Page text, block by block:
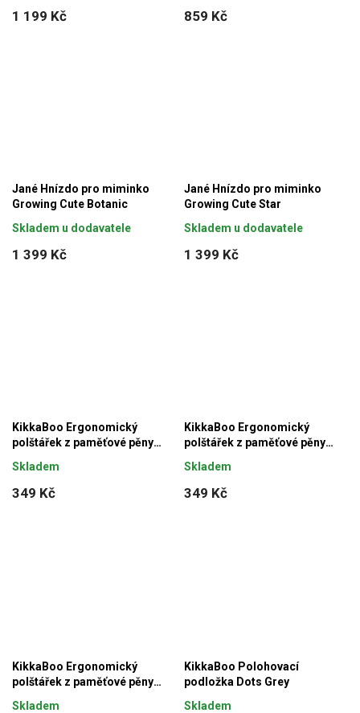
1 199 Kč 859 Kč
Jané Hnízdo pro miminko
Growing Cute Botanic
1 399 Kč
Skladem u dodavatele
Jané Hnízdo pro miminko
Growing Cute Star
1 399 Kč
Skladem u dodavatele
KikkaBoo Ergonomický
polštářek z paměťové pěny
349 Kč
Skladem
KikkaBoo Ergonomický
polštářek z paměťové pěny
349 Kč
Skladem
KikkaBoo Ergonomický
polštářek z paměťové pěny
Skladem
KikkaBoo Polohovací
podložka Dots Grey
Skladem